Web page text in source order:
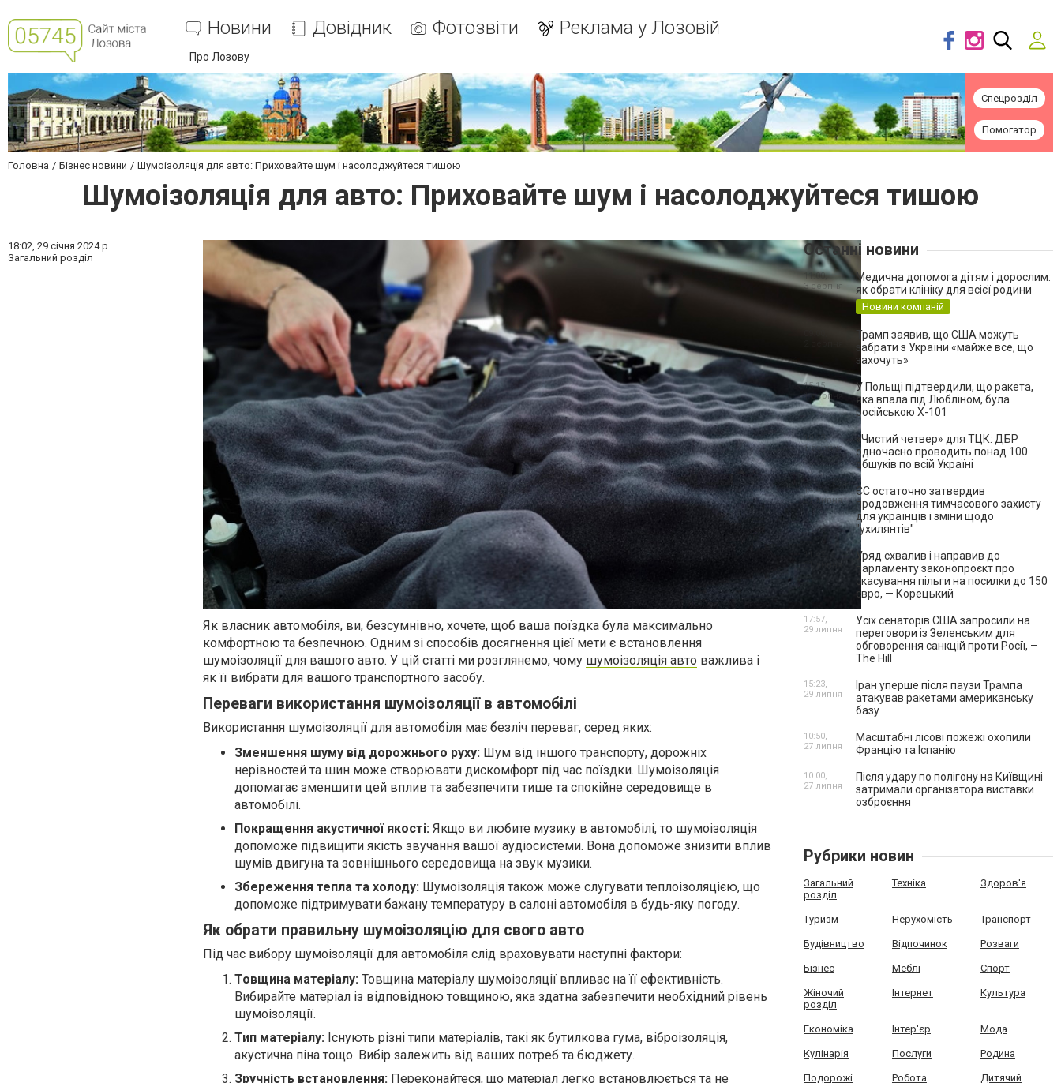
Новини Довідник Фотозвіти Реклама у Лозовій
Про Лозову
Спецрозділ
Помогатор
Головна Бізнес новини Шумоізоляція для авто: Приховайте шум і насолоджуйтеся тишою
Шумоізоляція для авто: Приховайте шум і насолоджуйтеся тишою
18:02, 29 січня 2024 р.
Загальний розділ
Як власник автомобіля, ви, безсумнівно, хочете, щоб ваша поїздка була максимально
комфортною та безпечною. Одним зі способів досягнення цієї мети є встановлення
шумоізоляції для вашого авто. У цій статті ми розглянемо, чому шумоізоляція авто важлива і
як її вибрати для вашого транспортного засобу.
Переваги використання шумоізоляції в автомобілі
Використання шумоізоляції для автомобіля має безліч переваг, серед яких:
Зменшення шуму від дорожнього руху: Шум від іншого транспорту, дорожніх
нерівностей та шин може створювати дискомфорт під час поїздки. Шумоізоляція
допомагає зменшити цей вплив та забезпечити тише та спокійне середовище в
автомобілі.
Покращення акустичної якості: Якщо ви любите музику в автомобілі, то шумоізоляція
допоможе підвищити якість звучання вашої аудіосистеми. Вона допоможе знизити вплив
шумів двигуна та зовнішнього середовища на звук музики.
Збереження тепла та холоду: Шумоізоляція також може слугувати теплоізоляцією, що
допоможе підтримувати бажану температуру в салоні автомобіля в будь-яку погоду.
Як обрати правильну шумоізоляцію для свого авто
Під час вибору шумоізоляції для автомобіля слід враховувати наступні фактори:
Товщина матеріалу: Товщина матеріалу шумоізоляції впливає на її ефективність.
Вибирайте матеріал із відповідною товщиною, яка здатна забезпечити необхідний рівень
шумоізоляції.
Тип матеріалу: Існують різні типи матеріалів, такі як бутилкова гума, віброізоляція,
акустична піна тощо. Вибір залежить від ваших потреб та бюджету.
Зручність встановлення: Переконайтеся, що матеріал легко встановлюється та не
Останні новини
Медична допомога дітям і дорослим:
як обрати клініку для всієї родини
Новини компаній
11:00,
3 серпня
Трамп заявив, що США можуть
забрати з України «майже все, що
захочуть»
У Польщі підтвердили, що ракета,
яка впала під Любліном, була
російською Х-101
15:15,
1 серпня
«Чистий четвер» для ТЦК: ДБР
одночасно проводить понад 100
обшуків по всій Україні
10:23,
1 серпня
ЄС остаточно затвердив
продовження тимчасового захисту
для українців і зміни щодо
"ухилянтів"
14:41,
31 липня
Уряд схвалив і направив до
парламенту законопроєкт про
скасування пільги на посилки до 150
євро, — Корецький
11:42,
31 липня
Усіх сенаторів США запросили на
переговори із Зеленським для
обговорення санкцій проти Росії, –
The Hill
17:57,
29 липня
Іран уперше після паузи Трампа
атакував ракетами американську
базу
15:23,
29 липня
Масштабні лісові пожежі охопили
Францію та Іспанію
10:50,
27 липня
Після удару по полігону на Київщині
затримали організатора виставки
озброєння
10:00,
27 липня
Рубрики новин
Загальний
розділ
Техніка Здоров'я
Туризм Нерухомість Транспорт
Будівництво Відпочинок Розваги
Бізнес Меблі Спорт
Жіночий
розділ
Інтернет Культура
Економіка Інтер'єр Мода
Кулінарія Послуги Родина
Подорожі Робота
Дитячий